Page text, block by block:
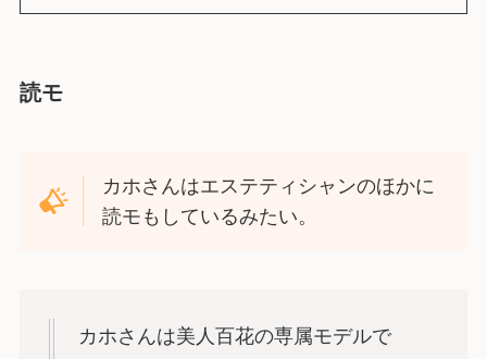
読モ
カホさんはエステティシャンのほかに
読モもしているみたい。
カホさんは美人百花の専属モデルで